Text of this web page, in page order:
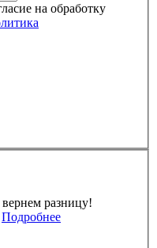
на обработку
разницу!
Подробнее